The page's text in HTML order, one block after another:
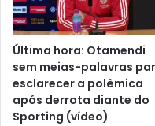
Última hora: Otamendi
sem meias-palavras
esclarecer a polêmica
após derrota diante do
Sporting (vídeo)